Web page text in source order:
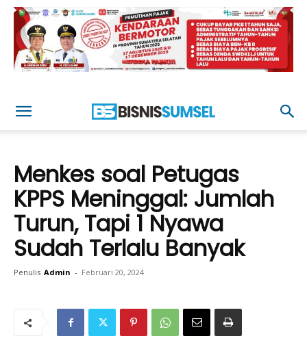
Menkes soal Petugas
KPPS Meninggal: Jumlah
Turun, Tapi 1 Nyawa
Sudah Terlalu Banyak
Penulis Admin - Februari 20, 2024